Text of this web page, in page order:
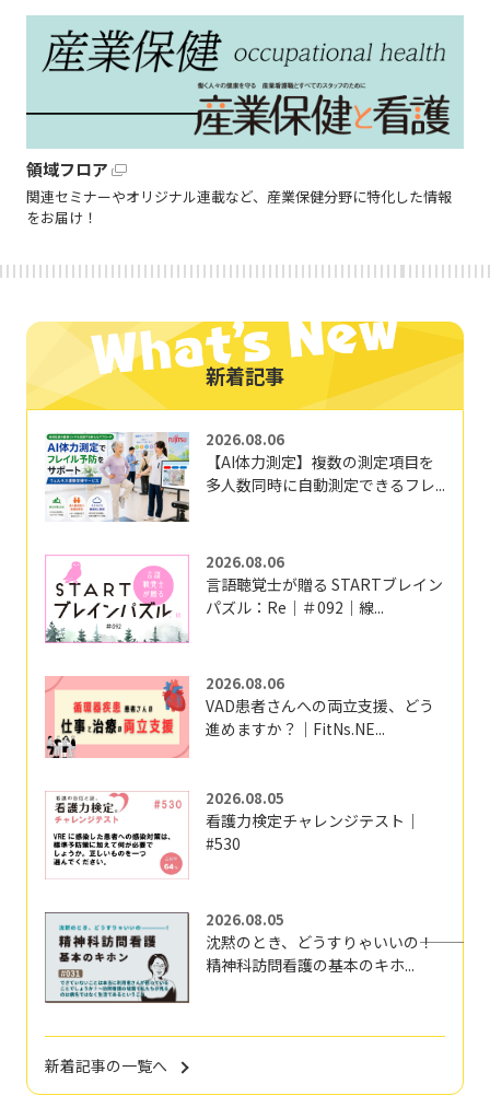
領域フロア
関連セミナーやオリジナル連載など、産業保健分野に特化した情報
をお届け！
新着記事
2026.08.06
【AI体力測定】複数の測定項目を
多人数同時に自動測定できるフレ...
2026.08.06
言語聴覚士が贈る STARTブレイン
パズル：Re｜＃092｜線...
2026.08.06
VAD患者さんへの両立支援、どう
進めますか？｜FitNs.NE...
2026.08.05
看護力検定チャレンジテスト｜
#530
2026.08.05
沈黙のとき、どうすりゃいいの―――！
精神科訪問看護の基本のキホ...
新着記事の一覧へ